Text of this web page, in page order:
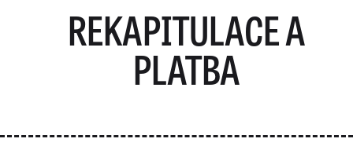
REKAPITULACE A
PLATBA